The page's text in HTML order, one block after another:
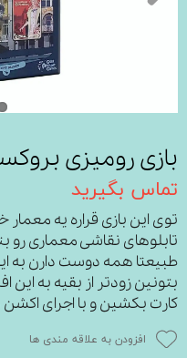
بازی رومیزی بروکسل
تماس بگیرید
توی این بازی قراره یه
تابلوهای نقاشی معماری رو
طبیعتا همه دوست دارن به
بتونین زودتر از بقیه به این
کارت بکشین و با اجرای اکشن
افزودن به علاقه مندی ها